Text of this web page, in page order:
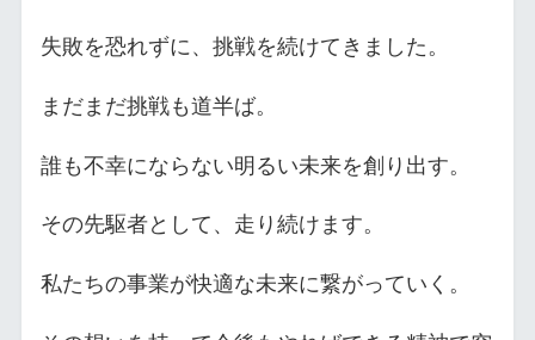
失敗を恐れずに、挑戦を続けてきました。
まだまだ挑戦も道半ば。
誰も不幸にならない明るい未来を創り出す。
その先駆者として、走り続けます。
私たちの事業が快適な未来に繋がっていく。